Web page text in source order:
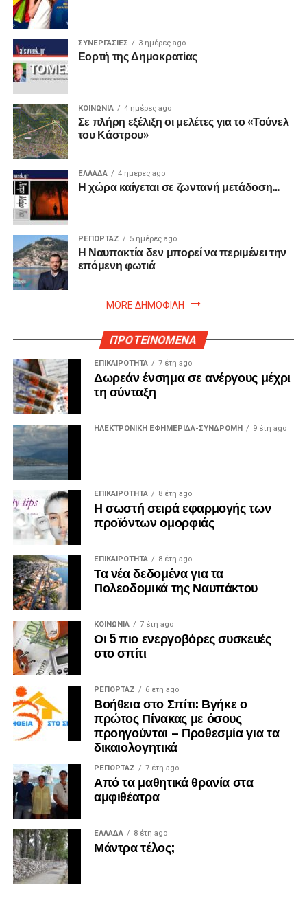
ΣΥΝΕΡΓΑΣΙΕΣ 3 ημέρες ago
Εορτή της Δημοκρατίας
ΚΟΙΝΩΝΙΑ 4 ημέρες ago
Σε πλήρη εξέλιξη οι μελέτες για το «Τούνελ
του Κάστρου»
ΕΛΛΑΔΑ 4 ημέρες ago
Η χώρα καίγεται σε ζωντανή μετάδοση…
ΡΕΠΟΡΤΑΖ 5 ημέρες ago
Η Ναυπακτία δεν μπορεί να περιμένει την
επόμενη φωτιά
MORE ΔΗΜΟΦΙΛΗ
ΠΡΟΤΕΙΝΟΜΕΝΑ
ΕΠΙΚΑΙΡΟΤΗΤΑ 7 έτη ago
Δωρεάν ένσημα σε ανέργους μέχρι
τη σύνταξη
ΗΛΕΚΤΡΟΝΙΚΗ ΕΦΗΜΕΡΙΔΑ-ΣΥΝΔΡΟΜΗ 9 έτη ago
ΕΠΙΚΑΙΡΟΤΗΤΑ 8 έτη ago
Η σωστή σειρά εφαρμογής των
προϊόντων ομορφιάς
ΕΠΙΚΑΙΡΟΤΗΤΑ 8 έτη ago
Τα νέα δεδομένα για τα
Πολεοδομικά της Ναυπάκτου
ΚΟΙΝΩΝΙΑ 7 έτη ago
Οι 5 πιο ενεργοβόρες συσκευές
στο σπίτι
ΡΕΠΟΡΤΑΖ 6 έτη ago
Βοήθεια στο Σπίτι: Βγήκε ο
πρώτος Πίνακας με όσους
προηγούνται – Προθεσμία για τα
δικαιολογητικά
ΡΕΠΟΡΤΑΖ 7 έτη ago
Από τα μαθητικά θρανία στα
αμφιθέατρα
ΕΛΛΑΔΑ 8 έτη ago
Μάντρα τέλος;